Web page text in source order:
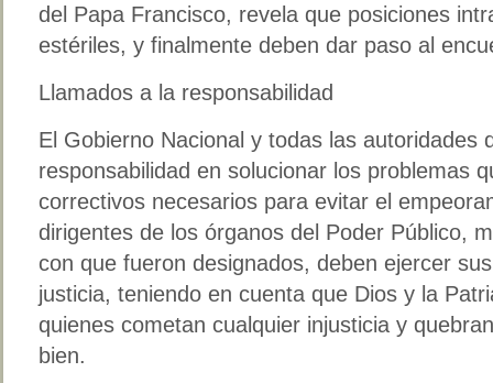
del Papa Francisco, revela que posiciones
estériles, y finalmente deben dar paso al
Llamados a la responsabilidad
El Gobierno Nacional y todas las autoridades
responsabilidad en solucionar los problemas
correctivos necesarios para evitar el
dirigentes de los órganos del Poder Público,
con que fueron designados, deben ejercer
justicia, teniendo en cuenta que Dios y la
quienes cometan cualquier injusticia y
bien.